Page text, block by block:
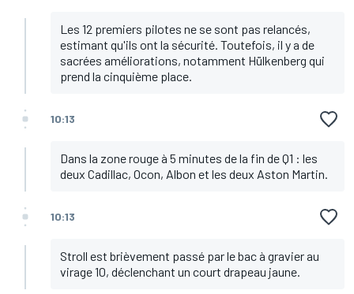
Les 12 premiers pilotes ne se sont pas relancés,
estimant qu'ils ont la sécurité. Toutefois, il y a de
sacrées améliorations, notamment Hülkenberg qui
prend la cinquième place.
10:13
Dans la zone rouge à 5 minutes de la fin de Q1 : les
deux Cadillac, Ocon, Albon et les deux Aston Martin.
10:13
Stroll est brièvement passé par le bac à gravier au
virage 10, déclenchant un court drapeau jaune.